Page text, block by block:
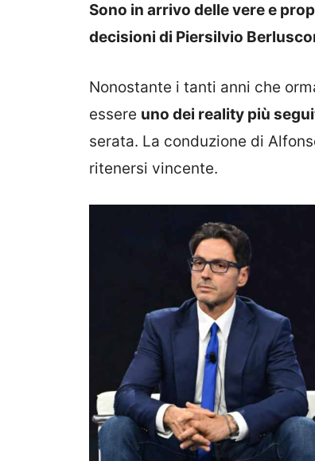
Sono in arrivo delle vere e
decisioni di Piersilvio
Nonostante i tanti anni che
essere uno dei reality più
serata. La conduzione di
ritenersi vincente.